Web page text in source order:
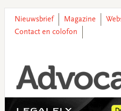
primary
main
primary
footer
Nieuwsbrief Magazine
Contact en colofon